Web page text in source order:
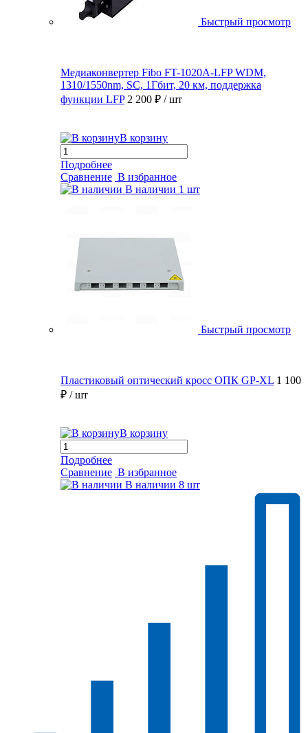
Быстрый просмотр
Медиаконвертер Fibo FT-1020A-LFP WDM,
1310/1550nm, SC, 1Гбит, 20 км, поддержка
функции LFP 2 200 ₽ / шт
В корзину
Подробнее
Сравнение В избранное
В наличии 1 шт
Быстрый просмотр
Пластиковый оптический кросс ОПК GP-XL 1 100
₽ / шт
В корзину
Подробнее
Сравнение В избранное
В наличии 8 шт